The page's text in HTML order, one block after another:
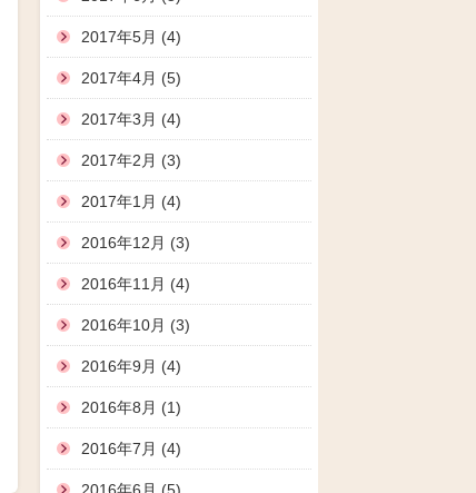
2017年5月 (4)
2017年4月 (5)
2017年3月 (4)
2017年2月 (3)
2017年1月 (4)
2016年12月 (3)
2016年11月 (4)
2016年10月 (3)
2016年9月 (4)
2016年8月 (1)
2016年7月 (4)